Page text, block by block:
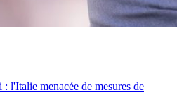
l'Italie menacée de mesures de